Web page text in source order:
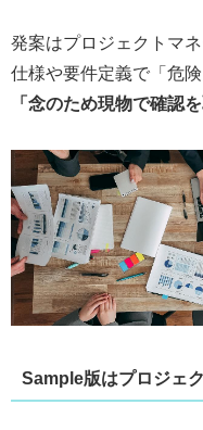
発案はプロジェクトマ
仕様や要件定義で「危
「念のため現物で確認
Sample版はプロジェ